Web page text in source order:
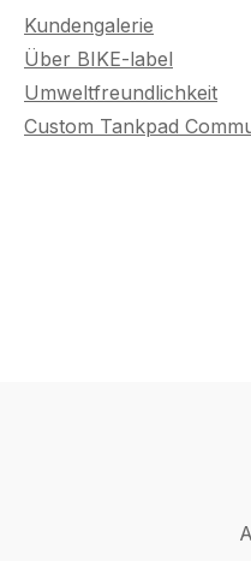
Kundengalerie
Über BIKE-label
Umweltfreundlichkeit
Custom Tankpad